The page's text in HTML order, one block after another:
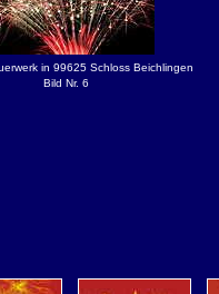
in 99625 Schloss Beichlingen
Bild Nr. 6